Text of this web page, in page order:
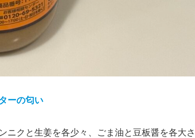
ーの匂い
ニクと生姜を各少々、ごま油と豆板醤を各大さ